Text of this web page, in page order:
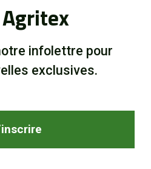
infolettre pour
exclusives.